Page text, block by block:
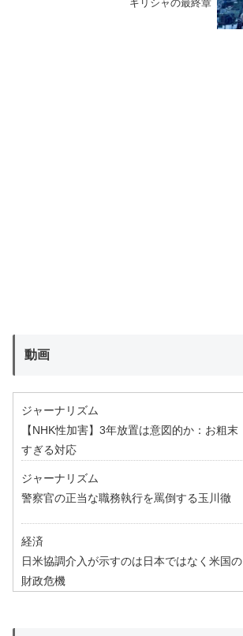
ギリシャの最終章
動画
ジャーナリズム
【NHK性加害】3年放置は意図的か：お粗末
すぎる対応
ジャーナリズム
警察官の正当な職務執行を罵倒する玉川徹
経済
日米協調介入が示すのは日本ではなく米国の
財政危機